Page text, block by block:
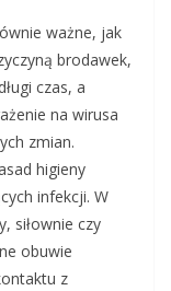
ważne, jak
brodawek,
czas, a
na wirusa
zmian.
higieny
infekcji. W
siłownie czy
obuwie
z